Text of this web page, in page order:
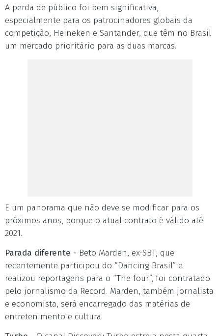
A perda de público foi bem significativa,
especialmente para os patrocinadores globais da
competição, Heineken e Santander, que têm no Brasil
um mercado prioritário para as duas marcas.
E um panorama que não deve se modificar para os
próximos anos, porque o atual contrato é válido até
2021.
Parada diferente - Beto Marden, ex-SBT, que
recentemente participou do “Dancing Brasil” e
realizou reportagens para o “The four”, foi contratado
pelo jornalismo da Record. Marden, também jornalista
e economista, será encarregado das matérias de
entretenimento e cultura.